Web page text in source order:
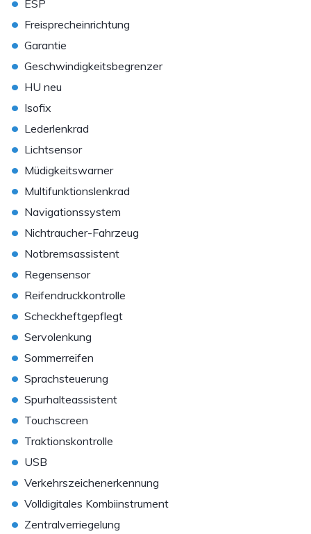
ESP
• Freisprecheinrichtung
• Garantie
• Geschwindigkeitsbegrenzer
• HU neu
• Isofix
• Lederlenkrad
• Lichtsensor
• Müdigkeitswarner
• Multifunktionslenkrad
• Navigationssystem
• Nichtraucher-Fahrzeug
• Notbremsassistent
• Regensensor
• Reifendruckkontrolle
• Scheckheftgepflegt
• Servolenkung
• Sommerreifen
• Sprachsteuerung
• Spurhalteassistent
• Touchscreen
• Traktionskontrolle
• USB
• Verkehrszeichenerkennung
• Volldigitales Kombiinstrument
• Zentralverriegelung